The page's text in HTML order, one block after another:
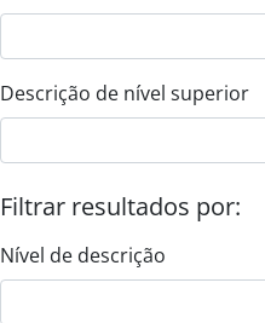
Descrição de nível superior
Filtrar resultados por:
Nível de descrição